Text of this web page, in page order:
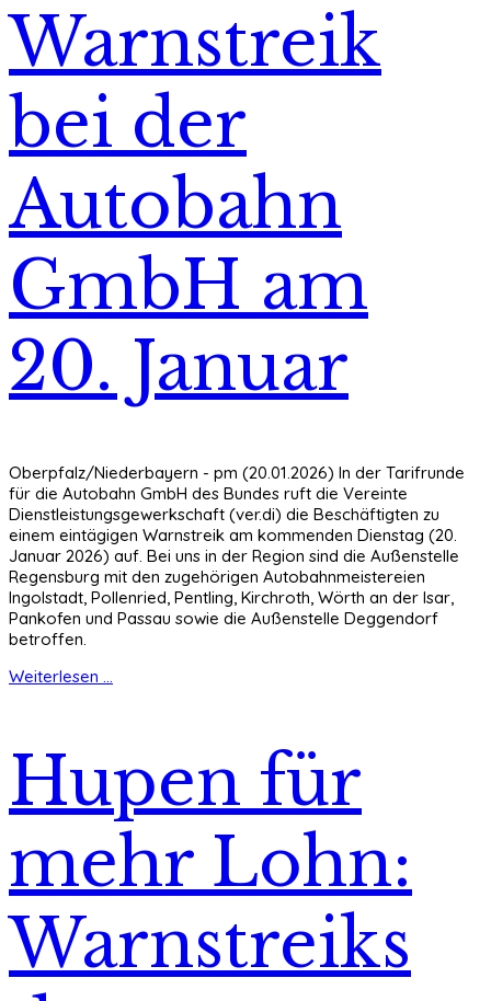
Warnstreik
bei der
Autobahn
GmbH am
20. Januar
Oberpfalz/Niederbayern - pm (20.01.2026) In der Tarifrunde
für die Autobahn GmbH des Bundes ruft die Vereinte
Dienstleistungsgewerkschaft (ver.di) die Beschäftigten zu
einem eintägigen Warnstreik am kommenden Dienstag (20.
Januar 2026) auf. Bei uns in der Region sind die Außenstelle
Regensburg mit den zugehörigen Autobahnmeistereien
Ingolstadt, Pollenried, Pentling, Kirchroth, Wörth an der Isar,
Pankofen und Passau sowie die Außenstelle Deggendorf
betroffen.
Weiterlesen ...
Hupen für
mehr Lohn:
Warnstreiks